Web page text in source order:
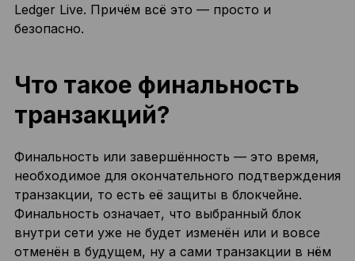
Ledger Live. Причём всё это — просто и
безопасно.
Что такое финальность
транзакций?
Финальность или завершённость — это время,
необходимое для окончательного подтверждения
транзакции, то есть её защиты в блокчейне.
Финальность означает, что выбранный блок
внутри сети уже не будет изменён или и вовсе
отменён в будущем, ну а сами транзакции в нём